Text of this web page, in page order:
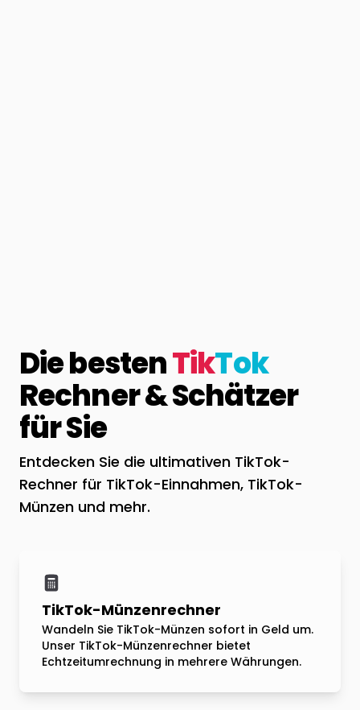
Die bestenTikTok
Rechner & Schätzer
für Sie
Entdecken Sie die ultimativen TikTok-
Rechner für TikTok-Einnahmen, TikTok-
Münzen und mehr.
TikTok-Münzenrechner
Wandeln Sie TikTok-Münzen sofort in Geld um.
Unser TikTok-Münzenrechner bietet
Echtzeitumrechnung in mehrere Währungen.